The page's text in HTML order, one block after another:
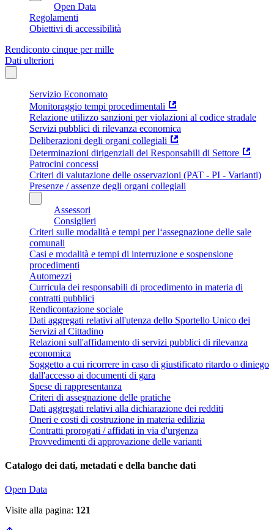
Open Data
Regolamenti
Obiettivi di accessibilità
Rendiconto cinque per mille
Dati ulteriori
Servizio Economato
Monitoraggio tempi procedimentali
Relazione utilizzo sanzioni per violazioni al codice stradale
Servizi pubblici di rilevanza economica
Deliberazioni degli organi collegiali
Determinazioni dirigenziali dei Responsabili di Settore
Patrocini concessi
Criteri di valutazione delle osservazioni (PAT - PI - Varianti)
Presenze / assenze degli organi collegiali
Assessori
Consiglieri
Criteri sulle modalità e tempi per l‘assegnazione delle sale
comunali
Casi e modalità e tempi di interruzione e sospensione
procedimenti
Automezzi
Curricula dei responsabili di procedimento in materia di
contratti pubblici
Rendicontazione sociale
Dati aggregati relativi all'utenza dello Sportello Unico dei
Servizi al Cittadino
Relazioni sull'affidamento di servizi pubblici di rilevanza
economica
Soggetto a cui ricorrere in caso di giustificato ritardo o diniego
dall'accesso ai documenti di gara
Spese di rappresentanza
Criteri di assegnazione delle pratiche
Dati aggregati relativi alla dichiarazione dei redditi
Oneri e costi di costruzione in materia edilizia
Contratti prorogati / affidati in via d'urgenza
Provvedimenti di approvazione delle varianti
Catalogo dei dati, metadati e della banche dati
Open Data
Visite alla pagina: 121